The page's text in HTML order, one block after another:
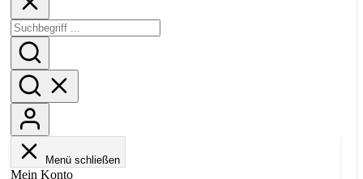
Menü schließen
Mein Konto